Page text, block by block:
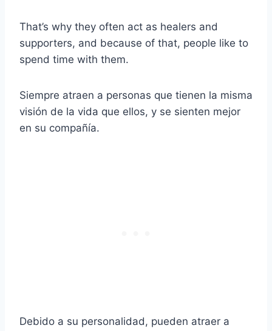
That’s why they often act as healers and
supporters, and because of that, people like to
spend time with them.
Siempre atraen a personas que tienen la misma
visión de la vida que ellos, y se sienten mejor
en su compañía.
Debido a su personalidad, pueden atraer a